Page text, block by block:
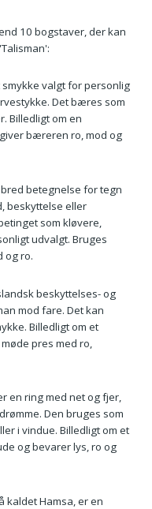
10 bogstaver, der kan
valgt for personlig
Det bæres som
Billedligt om en
bæreren ro, mod og
betegnelse for tegn
beskyttelse eller
som kløvere,
udvalgt. Bruges
og ro.
beskyttelses- og
mod fare. Det kan
Billedligt om et
pres med ro,
en ring med net og fjer,
Den bruges som
i vindue. Billedligt om et
og bevarer lys, ro og
kaldet Hamsa, er en